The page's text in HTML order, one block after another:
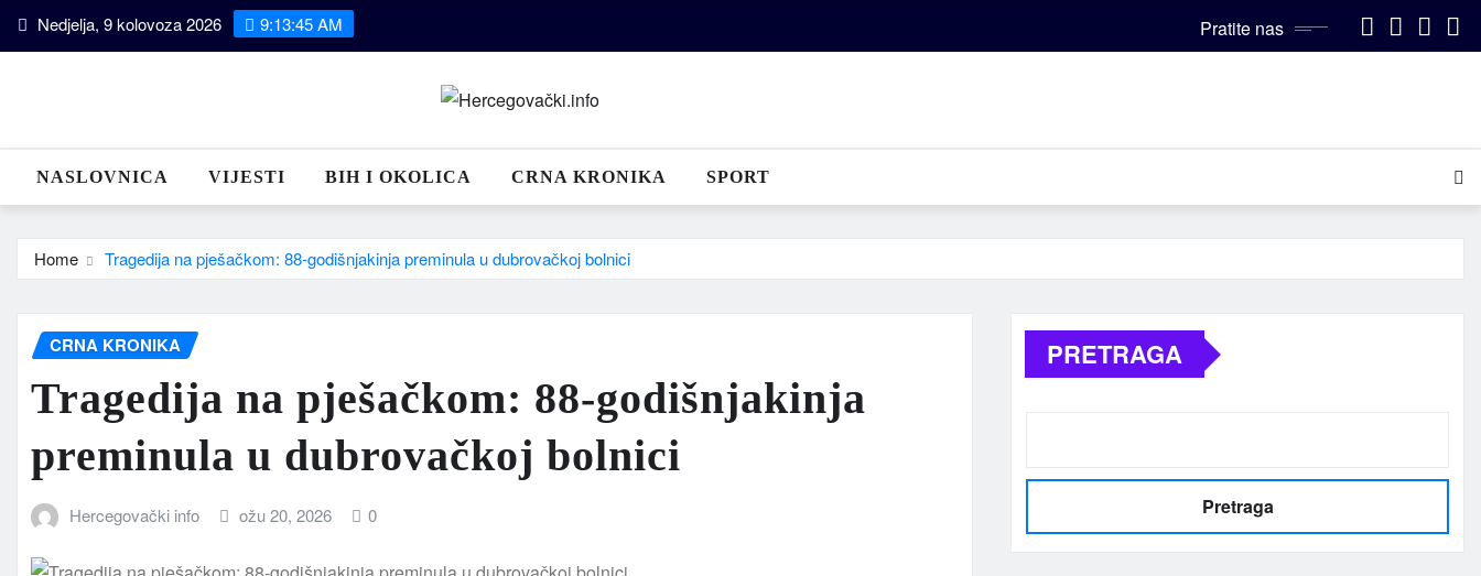
Skip Nedjelja, 9 kolovoza 2026 9:13:46 AM Pratite nas
NASLOVNICA VIJESTI BIH I OKOLICA CRNA KRONIKA SPORT
Home Tragedija na pješačkom: 88-godišnjakinja preminula u dubrovačkoj bolnici
CRNA KRONIKA
Tragedija na pješačkom: 88-godišnjakinja
preminula u dubrovačkoj bolnici
Hercegovački info ožu 20, 2026 0
PRETRAGA
Pretraga